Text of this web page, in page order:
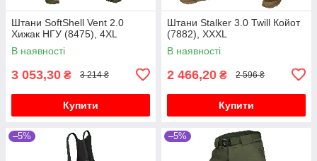
Штани SoftShell Vent 2.0
Хижак НГУ (8475), 4XL
В наявності
3 053,30 ₴ 3 214 ₴
Купити
Штани Stalker 3.0 Twill Койот
(7882), XXXL
В наявності
2 466,20 ₴ 2 596 ₴
Купити
–5% –5%